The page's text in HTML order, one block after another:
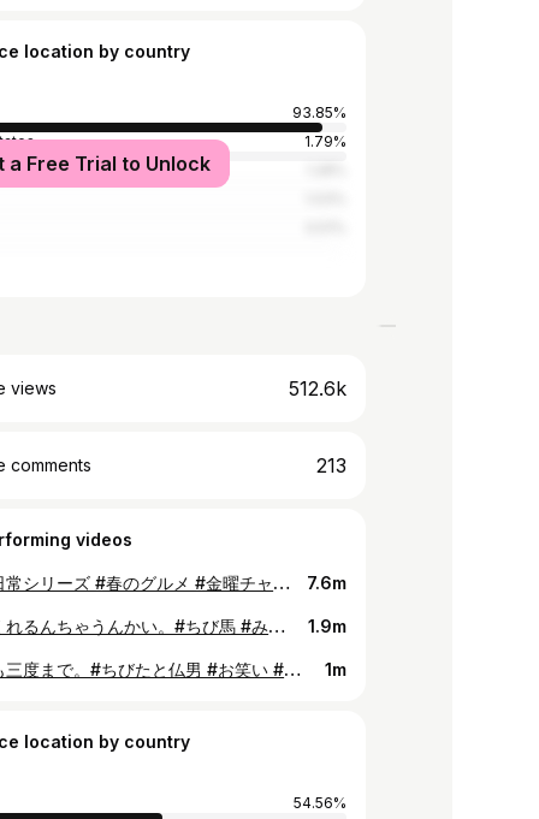
location by country
93.85%
1.79%
a Free Trial to Unlock
views 512.6k
comments 213
videos
馬との日常シリーズ #春のグルメ #金曜チャレンジ #平成最後の主張 #まじ令和 #令和 #夫婦 #日常をtikる #ちび馬 #あるある #foryou #つまみ食い 7.6m
助けてくれるんちゃうんかい。#ちび馬 #みんなでtiktok #2019カウントダウン #foryou #オリジナルネタ募集中 #テキストネタ募集中 #私のお正月 #カップル動画 #みんな集まれ 1.9m
仏の顔も三度まで。#ちびたと仏男 #お笑い #日常をtikる #オリジナルネタ募集中 #foryou #foryoupage #日常vlog #やまびこチャレンジ #夫婦 #注2秒 1m
location by country
54.56%